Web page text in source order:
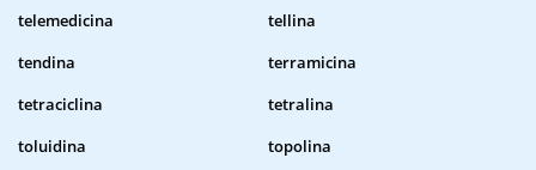
telemedicina
tellina
tendina
terramicina
tetraciclina
tetralina
toluidina
topolina